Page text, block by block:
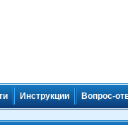
Инструкции Вопрос-